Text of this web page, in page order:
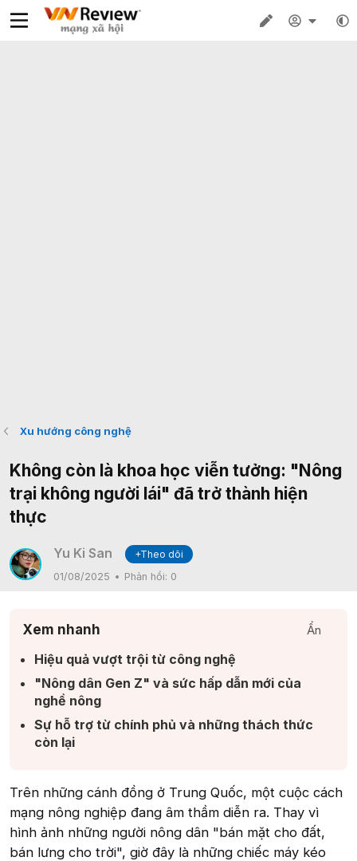
Xu hướng công nghệ
Không còn là khoa học viễn tưởng: "Nông
trại không người lái" đã trở thành hiện
thực
Yu Ki San
+Theo dõi
01/08/2025
Phản hồi: 0
Xem nhanh Ẩn
Hiệu quả vượt trội từ công nghệ​
"Nông dân Gen Z" và sức hấp dẫn mới của
nghề nông​
Sự hỗ trợ từ chính phủ và những thách thức
còn lại​
Trên những cánh đồng ở Trung Quốc, một cuộc cách
mạng nông nghiệp đang âm thầm diễn ra. Thay vì
hình ảnh những người nông dân "bán mặt cho đất,
bán lưng cho trời", giờ đây là những chiếc máy kéo